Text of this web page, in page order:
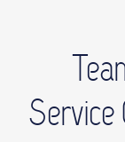
FIND OFFICE